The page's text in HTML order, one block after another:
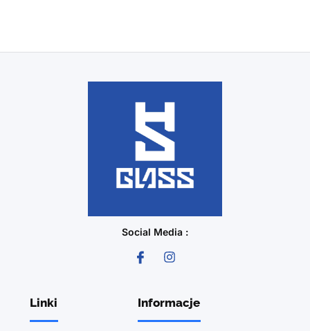
Social Media :
Linki Informacje